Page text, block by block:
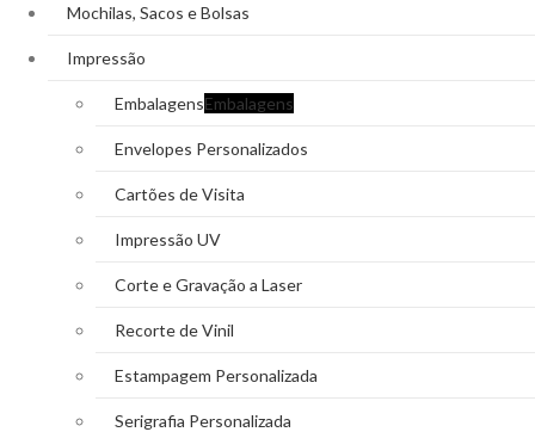
Mochilas, Sacos e Bolsas
Impressão
EmbalagensEmbalagens
Envelopes Personalizados
Cartões de Visita
Impressão UV
Corte e Gravação a Laser
Recorte de Vinil
Estampagem Personalizada
Serigrafia Personalizada